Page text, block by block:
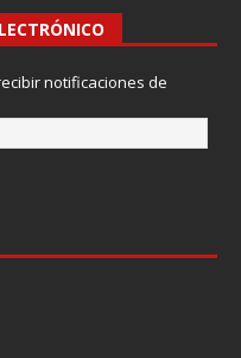
notificaciones de